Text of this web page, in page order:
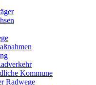
Kommune
Radwege